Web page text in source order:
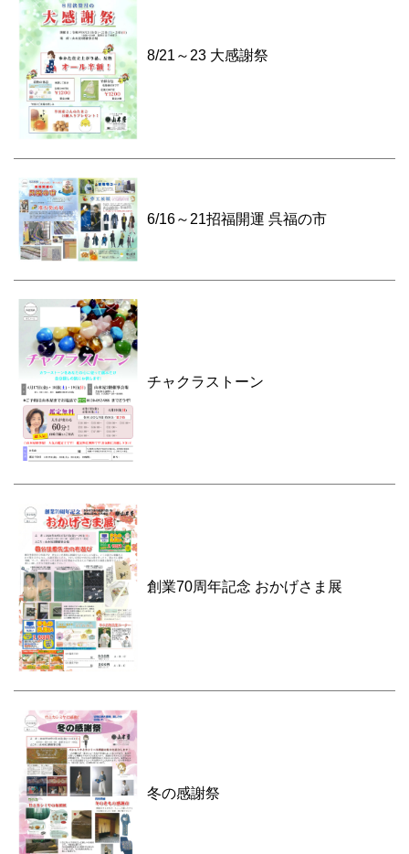
8/21～23 大感謝祭
6/16～21招福開運 呉福の市
チャクラストーン
創業70周年記念 おかげさま展
冬の感謝祭